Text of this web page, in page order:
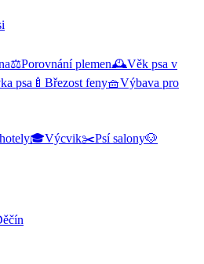
⚖️Porovnání plemen🕰️Věk psa v
psa 🍼 Březost feny🧺Výbava pro
🎓Výcvik✂️Psí salony🐶